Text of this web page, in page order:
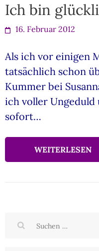
Ich bin
16. Februar 2012
Als ich vor einigen
tatsächlich schon
Kummer bei
ich voller Ungeduld
sofort…
WEITERLESEN
Suchen